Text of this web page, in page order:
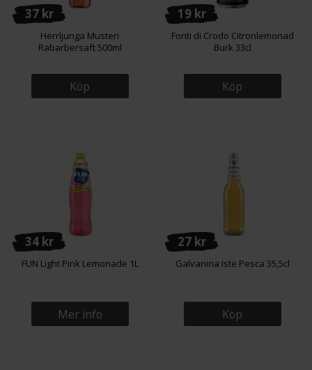
37 kr
Herrljunga Musteri
Rabarbersaft 500ml
Köp
19 kr
Fonti di Crodo Citronlemonad
Burk 33cl
Köp
34 kr
FUN Light Pink Lemonade 1L
Mer info
27 kr
Galvanina Iste Pesca 35,5cl
Köp